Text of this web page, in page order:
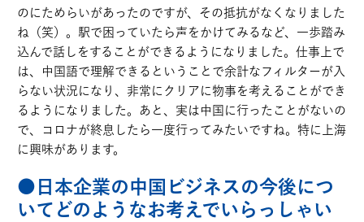
のにためらいがあったのですが、その抵抗がなくなりました
ね（笑）。駅で困っていたら声をかけてみるなど、一歩踏み
込んで話しをすることができるようになりました。仕事上で
は、中国語で理解できるということで余計なフィルターが入
らない状況になり、非常にクリアに物事を考えることができ
るようになりました。あと、実は中国に行ったことがないの
で、コロナが終息したら一度行ってみたいですね。特に上海
に興味があります。
●日本企業の中国ビジネスの今後につ
いてどのようなお考えでいらっしゃい